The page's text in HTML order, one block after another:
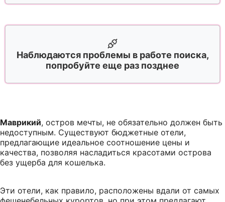
Наблюдаются проблемы в работе поиска,
попробуйте еще раз позднее
Маврикий, остров мечты, не обязательно должен быть
недоступным. Существуют бюджетные отели,
предлагающие идеальное соотношение цены и
качества, позволяя насладиться красотами острова
без ущерба для кошелька.
Эти отели, как правило, расположены вдали от самых